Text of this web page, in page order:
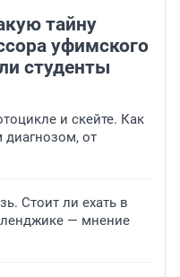
тайну
уфимского
студенты
и скейте. Как
от
Стоит ли ехать в
— мнение